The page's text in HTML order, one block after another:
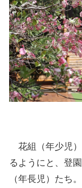
花組（年少児
るようにと、登
（年長児）たち